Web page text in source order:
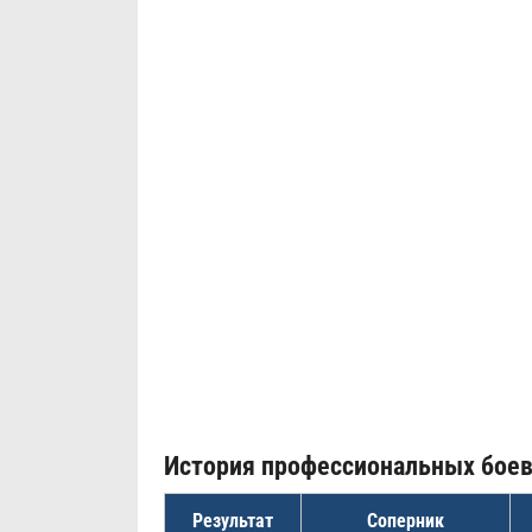
История профессиональных боев
Результат Соперник